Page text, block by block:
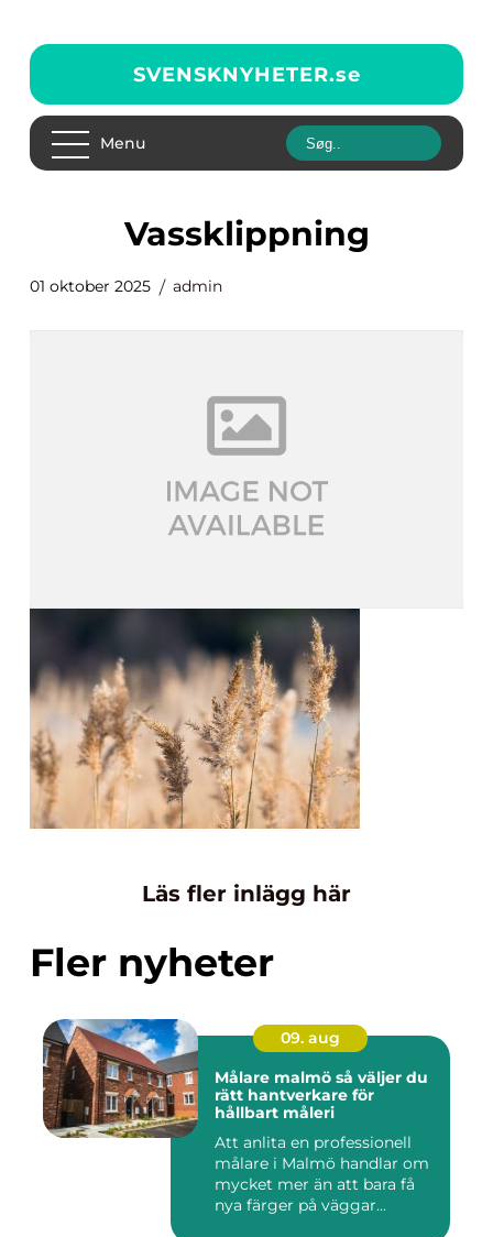
SVENSKNYHETER.se
Menu
vassklippning
01 oktober 2025 admin
Läs fler inlägg här
Fler nyheter
09. aug
Målare malmö så väljer du
rätt hantverkare för
hållbart måleri
Att anlita en professionell
målare i Malmö handlar om
mycket mer än att bara få
nya färger på väggar...